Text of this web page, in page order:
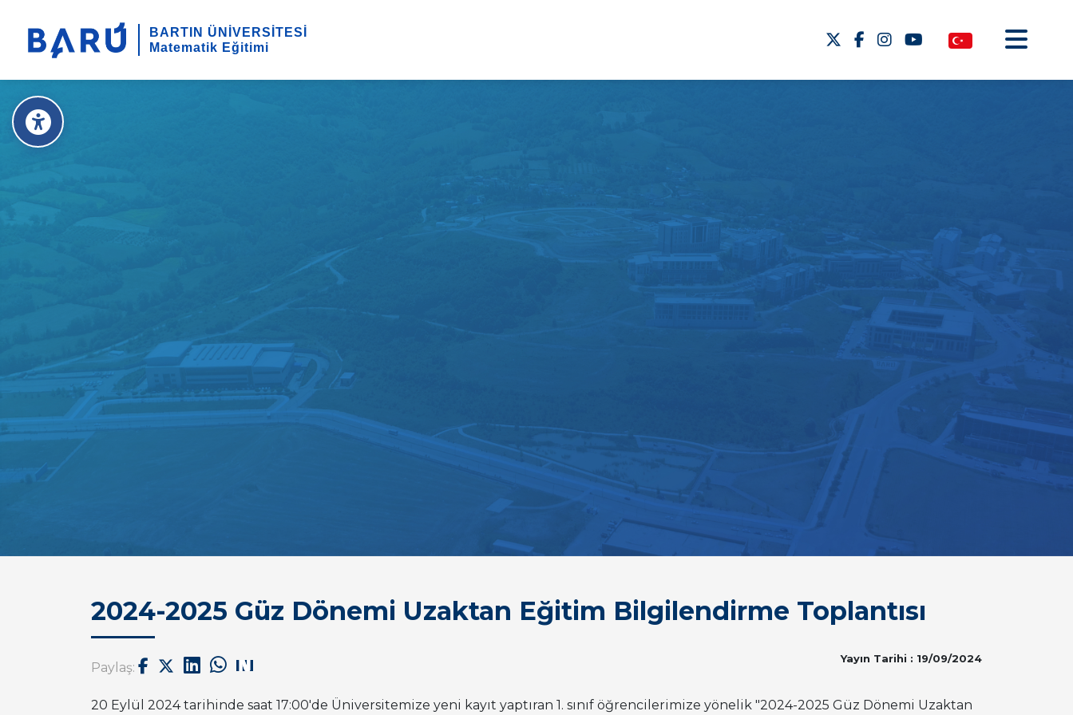
BARTIN ÜNİVERSİTESİ
Matematik Eğitimi
2024-2025 Güz Dönemi Uzaktan Eğitim Bilgilendirme Toplantısı
Paylaş:
Yayın Tarihi : 19/09/2024
20 Eylül 2024 tarihinde saat 17:00'de Üniversitemize yeni kayıt yaptıran 1. sınıf öğrencilerimize yönelik "2024-2025 Güz Dönemi Uzaktan